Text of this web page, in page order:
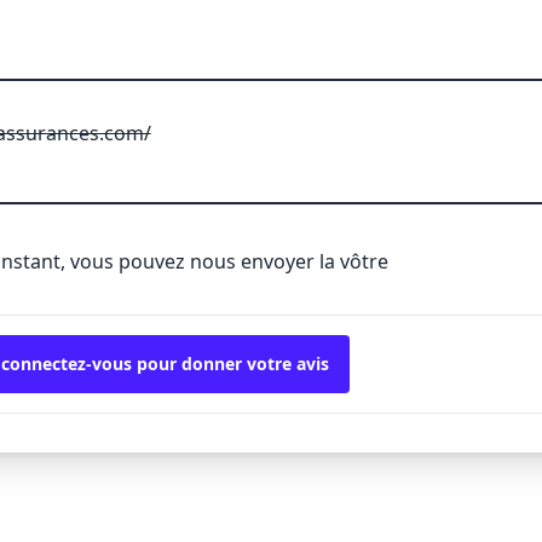
vous pouvez nous envoyer la vôtre
vous pour donner votre avis